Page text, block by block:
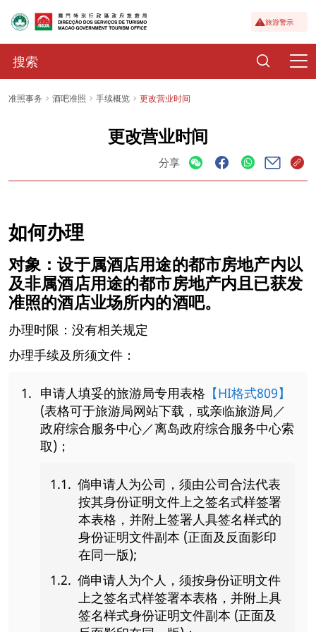
旅游警示
准照事务 酒吧准照 手续概览 更改营业时间
更改营业时间
分享
如何办理
对象：设于属酒店用途的都市房地产内以
及非属酒店用途的都市房地产内且已获发
准照的酒店业场所内的酒吧。
办理时限：没有相关规定
办理手续及所须文件：
申请人填妥的旅游局专用表格 【HI格式809】
(表格可于旅游局网站下载，或亲临旅游局／
政府综合服务中心／离岛政府综合服务中心索
取)；
倘申请人为公司，须由公司合法代表
按其身份证明文件上之签名式样签署
本表格，并附上签署人具签名样式的
身份证明文件副本 (正面及反面影印
在同一版);
倘申请人为个人，须按身份证明文件
上之签名式样签署本表格，并附上具
签名样式身份证明文件副本 (正面及